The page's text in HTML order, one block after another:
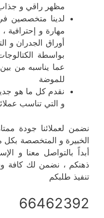
مظهر راقي و
لدينا متخصصين
مهارة و إحترافية
أوراق الجدران و
بواسطة
عما يناسبه من بين
للموضة
نقدم كل ما هو
و التي تناسب
نضمن لعملائنا جودة
الخبيرة و المتخصصة بكل
أبداً بالتواصل معنا و
ذهنكم ، نضمن لك كافة
تنفيذ طلبكم
66462392